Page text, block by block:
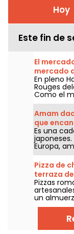
Hoy
Este fin de
El
mercado
París
En pleno
Rouges
Como el
la capital,
gourmet,
el
Amam
que
nuestras
Es una
Europa,
11.º
gourmets
variedad
Pan, así
además
sándwich
Pizza de
terraza
verano a
Pizzas
un
bajo el
sus
su